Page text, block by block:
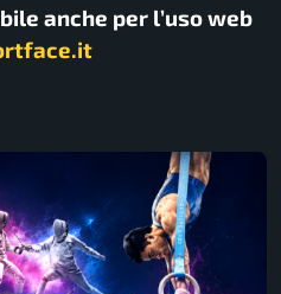
anche per l’uso web